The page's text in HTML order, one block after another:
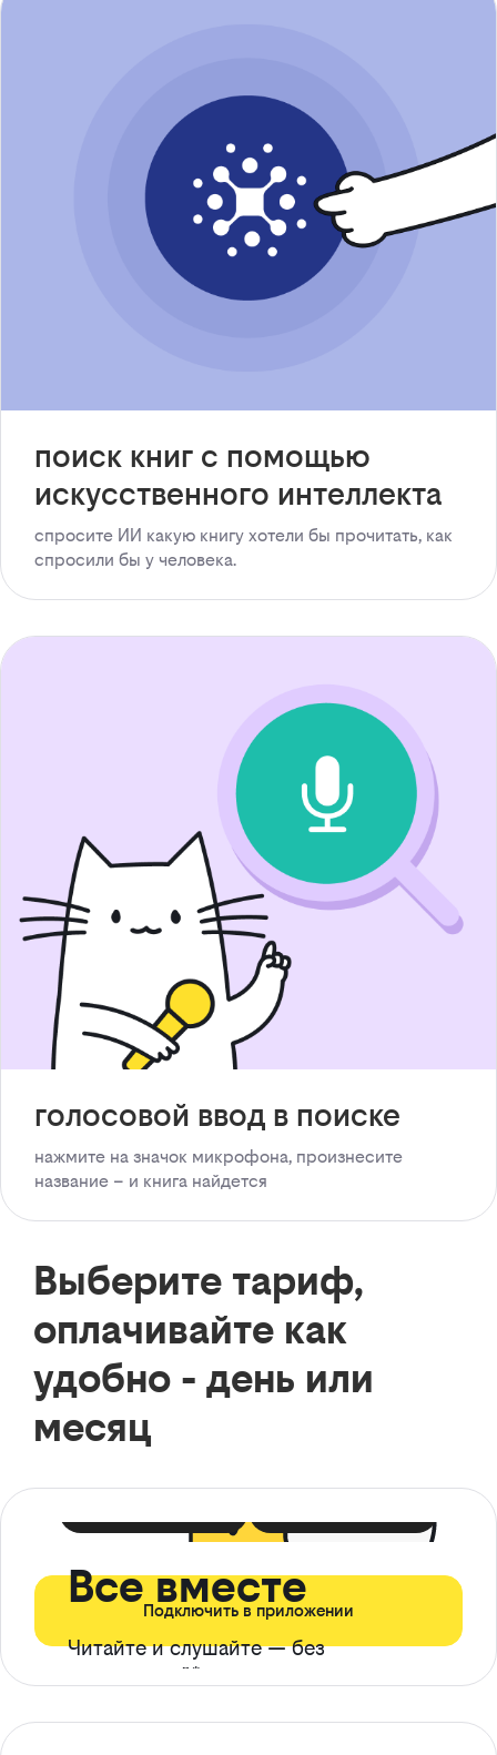
поиск книг с помощью
искусственного интеллекта
спросите ИИ какую книгу хотели бы прочитать, как
спросили бы у человека.
голосовой ввод в поиске
нажмите на значок микрофона, произнесите
название – и книга найдется
Выберите тариф,
оплачивайте как
удобно - день или
месяц
Все вместе
Читайте и слушайте — без
ограничений*
Подключить в приложении